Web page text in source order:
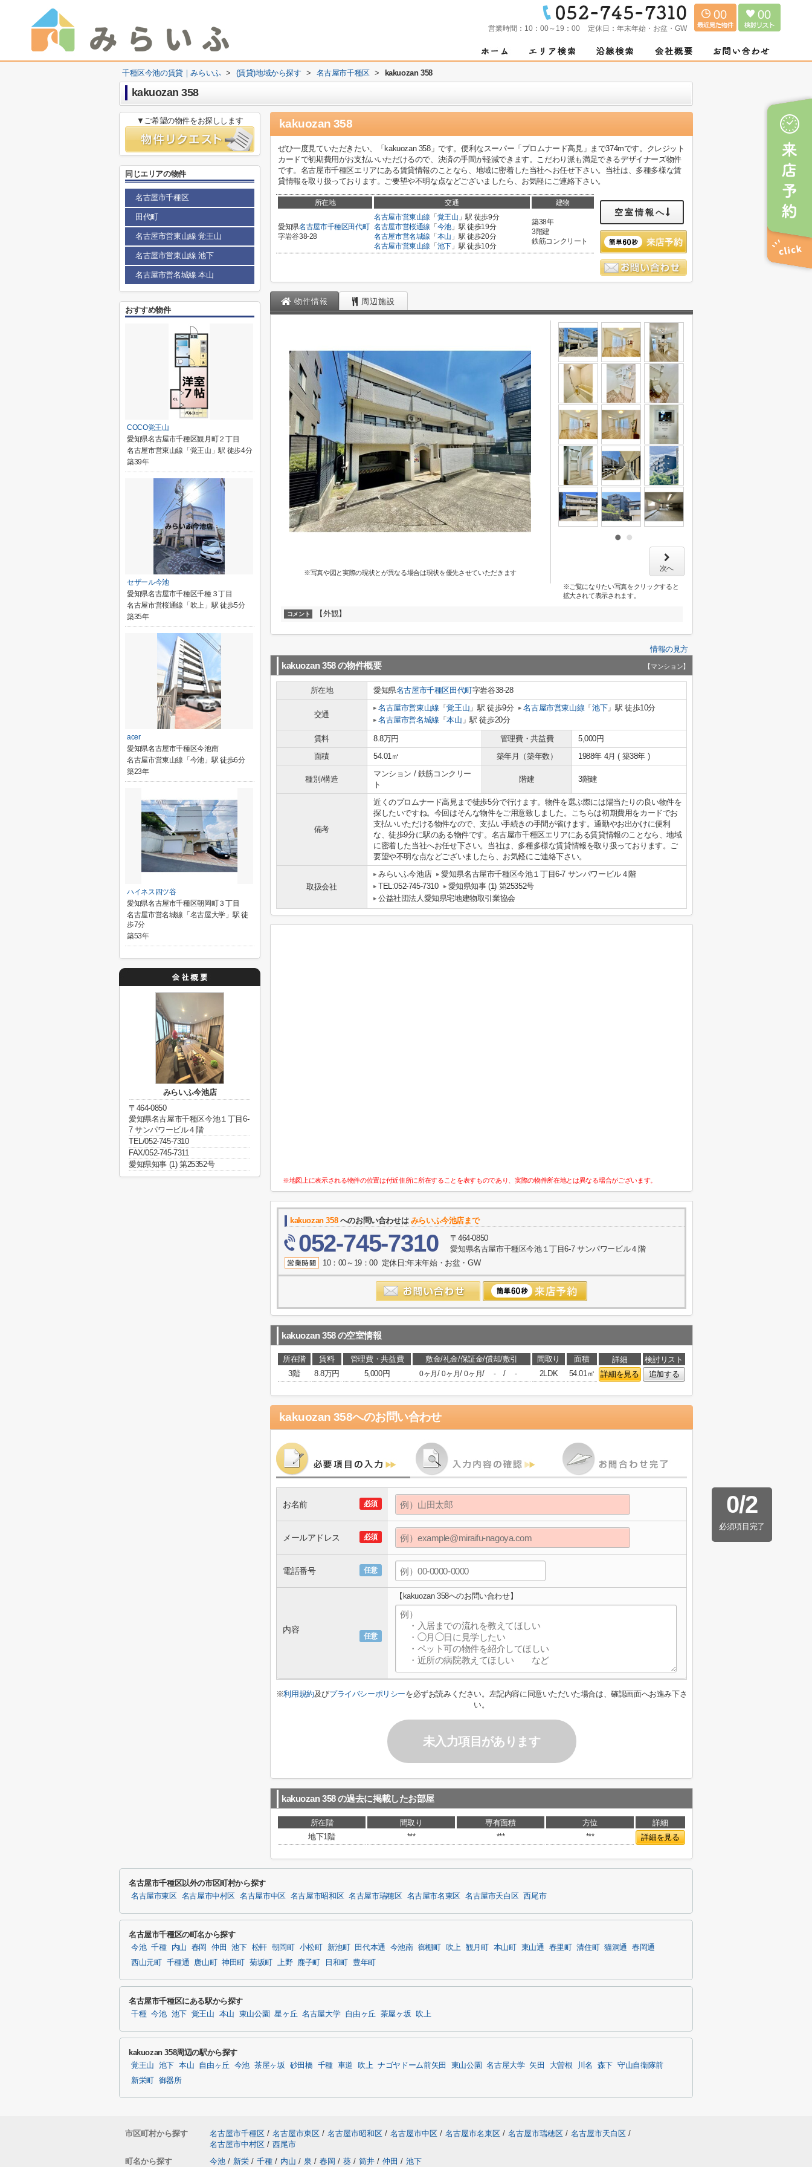
営業時間： 10：00～19：00 定休日： 年末年始・お盆・GW
00 00
千種区今池の賃貸｜みらいふ > (賃貸)地域から探す > 名古屋市千種区 > kakuozan 358
kakuozan 358
kakuozan 358
ぜひ一度見ていただきたい、「kakuozan 358」です。便利なスーパー「プロムナード高見」まで374mです。クレジット
カードで初期費用がお支払いいただけるので、決済の手間が軽減できます。こだわり派も満足できるデザイナーズ物件
です。名古屋市千種区エリアにある賃貸情報のことなら、地域に密着した当社へお任せ下さい。当社は、多種多様な賃
貸情報を取り扱っております。ご要望や不明な点などございましたら、お気軽にご連絡下さい。
所在地 交通 建物
愛知県名古屋市千種区田代町
字岩谷38-28
名古屋市営東山線 「 覚王山 」駅 徒歩9分
名古屋市営桜通線 「 今池 」駅 徒歩19分
名古屋市営名城線 「 本山 」駅 徒歩20分
名古屋市営東山線 「 池下 」駅 徒歩10分
築38年
3階建
鉄筋コンクリート
空室情報へ
物件情報 周辺施設
※写真や図と実際の現状とが異なる場合は現状を優先させていただきます 次へ
※ご覧になりたい写真をクリックすると
拡大されて表示されます。
コメント 【外観】
情報の見方
kakuozan 358 の物件概要 【マンション】
所在地 愛知県名古屋市千種区田代町字岩谷38-28
交通
名古屋市営東山線 「覚王山 」駅 徒歩9分 名古屋市営東山線 「 池下」駅 徒歩10分
名古屋市営名城線 「本山 」駅 徒歩20分
賃料 8.8万円 管理費・共益費
5,000円
面積
54.01㎡ 築年月（築年数） 1988年 4月 ( 築38年 )
種別/構造
マンション / 鉄筋コンクリー
ト
階建 3階建
備考
近くのプロムナード高見まで徒歩5分で行けます。物件を選ぶ際には陽当たりの良い物件を
探したいですね。今回はそんな物件をご用意致しました。こちらは初期費用をカードでお
支払いいただける物件なので、支払い手続きの手間が省けます。通勤やお出かけに便利
な、徒歩9分に駅のある物件です。名古屋市千種区エリアにある賃貸情報のことなら、地域
に密着した当社へお任せ下さい。当社は、多種多様な賃貸情報を取り扱っております。ご
要望や不明な点などございましたら、お気軽にご連絡下さい。
取扱会社
みらいふ今池店
愛知県名古屋市千種区今池１丁目6-7 サンパワービル４階
TEL:052-745-7310
愛知県知事 (1) 第25352号
公益社団法人愛知県宅地建物取引業協会
※地図上に表示される物件の位置は付近住所に所在することを表すものであり、実際の物件所在地とは異なる場合がございます。
kakuozan 358へのお問い合わせは みらいふ今池店まで
052-745-7310
〒464-0850
愛知県名古屋市千種区今池１丁目6-7 サンパワービル４階
10：00～19：00 定休日:年末年始・お盆・GW
kakuozan 358 の空室情報
所在階 賃料 管理費・共益費 敷金/礼金/保証金/償却/敷引 間取り 面積 詳細
検討リスト
3階
8.8万円 5,000円 0ヶ月/0ヶ月/0ヶ月/ - / - 2LDK 54.01㎡ 詳細を見る 追加する
kakuozan 358へのお問い合わせ
0/2
必須項目完了
必須
お名前
必須
メールアドレス
任意
電話番号
任意
内容
【kakuozan 358へのお問い合わせ】
※利用規約及びプライバシーポリシーを必ずお読みください。左記内容に同意いただいた場合は、確認画面へお進み下さ
い。
未入力項目があります
kakuozan 358 の過去に掲載したお部屋
所在階 間取り 専有面積 方位
詳細
地下1階
*** *** *** 詳細を見る
▼ご希望の物件をお探しします
同じエリアの物件
名古屋市千種区
田代町
名古屋市営東山線 覚王山
名古屋市営東山線 池下
名古屋市営名城線 本山
おすすめ物件
COCO覚王山
愛知県名古屋市千種区観月町２丁目
名古屋市営東山線「覚王山」駅 徒歩4分
築39年
セザール今池
愛知県名古屋市千種区千種３丁目
名古屋市営桜通線「吹上」駅 徒歩5分
築35年
acer
愛知県名古屋市千種区今池南
名古屋市営東山線「今池」駅 徒歩6分
築23年
ハイネス四ツ谷
愛知県名古屋市千種区朝岡町３丁目
名古屋市営名城線「名古屋大学」駅 徒
歩7分
築53年
みらいふ今池店
〒464-0850
愛知県名古屋市千種区今池１丁目6-
7 サンパワービル４階
TEL/052-745-7310
FAX/052-745-7311
愛知県知事 (1) 第25352号
名古屋市千種区以外の市区町村から探す
名古屋市東区 名古屋市中村区 名古屋市中区 名古屋市昭和区 名古屋市瑞穂区 名古屋市名東区 名古屋市天白区 西尾市
名古屋市千種区の町名から探す
今池 千種 内山 春岡 仲田 池下 松軒 朝岡町 小松町 新池町 田代本通 今池南 御棚町 吹上 観月町 本山町 東山通 春里町 清住町 猫洞通
春岡通
西山元町
千種通 唐山町 神田町 菊坂町 上野 鹿子町 日和町 豊年町
名古屋市千種区にある駅から探す
千種 今池 池下 覚王山 本山 東山公園 星ヶ丘 名古屋大学 自由ヶ丘 茶屋ヶ坂 吹上
kakuozan 358周辺の駅から探す
覚王山 池下 本山 自由ヶ丘 今池 茶屋ヶ坂 砂田橋 千種 車道 吹上 ナゴヤドーム前矢田 東山公園 名古屋大学 矢田 大曽根 川名 森下
守山自衛隊前
新栄町
御器所
市区町村から探す 名古屋市千種区 / 名古屋市東区 / 名古屋市昭和区 / 名古屋市中区 / 名古屋市名東区 / 名古屋市瑞穂区 / 名古屋市天白区 /
名古屋市中村区 / 西尾市
町名から探す
今池 / 新栄 / 千種 / 内山 / 泉 / 春岡 / 葵 / 筒井 / 仲田 / 池下